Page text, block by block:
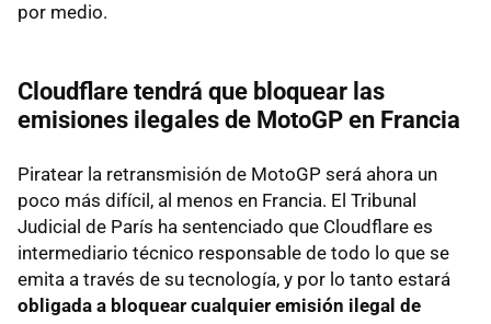
por medio.
Cloudflare tendrá que bloquear las
emisiones ilegales de MotoGP en Francia
Piratear la retransmisión de MotoGP será ahora un
poco más difícil, al menos en Francia. El Tribunal
Judicial de París ha sentenciado que Cloudflare es
intermediario técnico responsable de todo lo que se
emita a través de su tecnología, y por lo tanto estará
obligada a bloquear cualquier emisión ilegal de